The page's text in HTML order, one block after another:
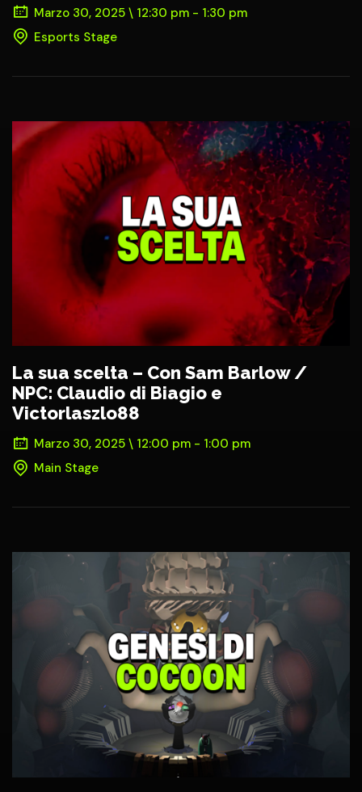
Marzo 30, 2025 \ 12:30 pm - 1:30 pm
Esports Stage
La sua scelta – Con Sam Barlow /
NPC: Claudio di Biagio e
Victorlaszlo88
Marzo 30, 2025 \ 12:00 pm - 1:00 pm
Main Stage